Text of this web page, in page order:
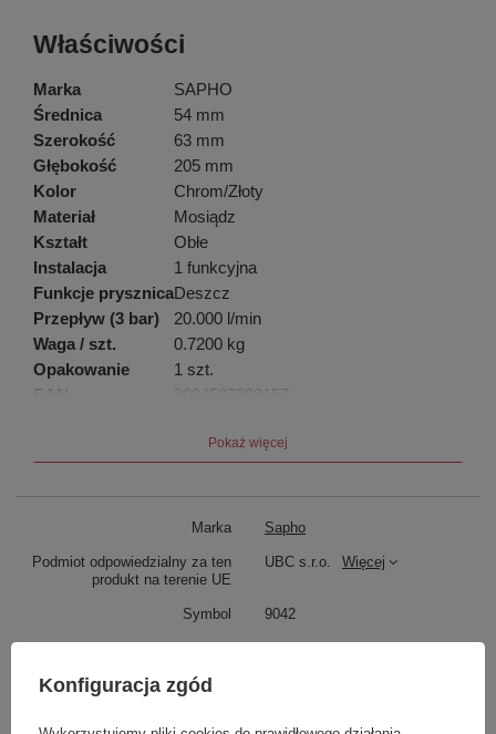
Właściwości
Marka
SAPHO
Średnica
54 mm
Szerokość
63 mm
Głębokość
205 mm
Kolor
Chrom/Złoty
Materiał
Mosiądz
Kształt
Obłe
Instalacja
1 funkcyjna
Funkcje prysznicaDeszcz
Przepływ (3 bar)
20.000 l/min
Waga / szt.
0.7200 kg
Opakowanie
1 szt.
EAN
8024587003157
2 lataPokaż więcej
Marka Sapho
Podmiot odpowiedzialny za ten
produkt na terenie UE
UBC s.r.o. Więcej
Symbol 9042
Produkt na zamówienie czas
produkcji (dni):
70
Konfiguracja zgód